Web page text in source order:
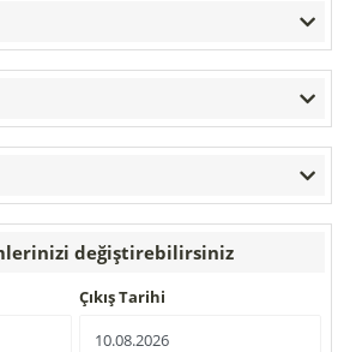
değiştirebilirsiniz
Çıkış Tarihi